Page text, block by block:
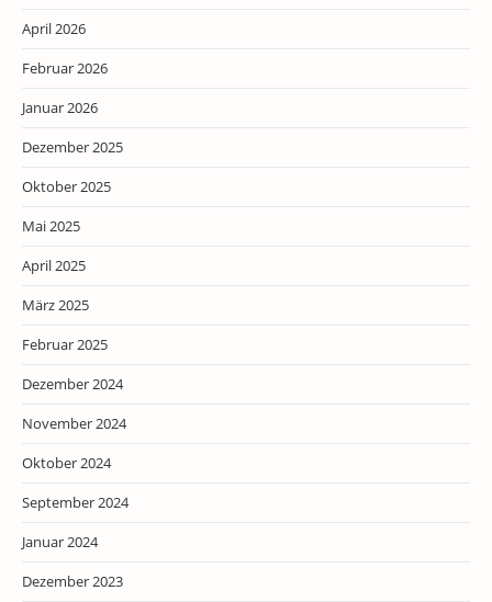
April 2026
Februar 2026
Januar 2026
Dezember 2025
Oktober 2025
Mai 2025
April 2025
März 2025
Februar 2025
Dezember 2024
November 2024
Oktober 2024
September 2024
Januar 2024
Dezember 2023